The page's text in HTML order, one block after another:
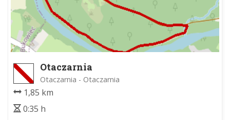
Otaczarnia
Otaczarnia - Otaczarnia
1,85 km
0:35 h